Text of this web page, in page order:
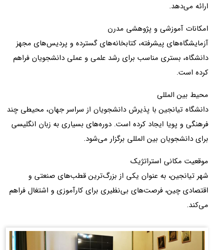
ارائه می‌دهد.
امکانات آموزشی و پژوهشی مدرن
آزمایشگاه‌های پیشرفته، کتابخانه‌های گسترده و پردیس‌های مجهز
دانشگاه، بستری مناسب برای رشد علمی و عملی دانشجویان فراهم
کرده است.
محیط بین‌ المللی
دانشگاه تیانجین با پذیرش دانشجویان از سراسر جهان، محیطی چند
فرهنگی و پویا ایجاد کرده است. دوره‌های بسیاری به زبان انگلیسی
برای دانشجویان بین‌ المللی برگزار می‌شود.
موقعیت مکانی استراتژیک
شهر تیانجین، به عنوان یکی از بزرگ‌ترین قطب‌های صنعتی و
اقتصادی چین، فرصت‌های بی‌نظیری برای کارآموزی و اشتغال فراهم
می‌کند.